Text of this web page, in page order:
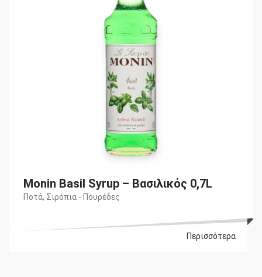
Monin Basil Syrup – Βασιλικός 0,7L
Ποτά, Σιρόπια - Πουρέδες
Περισσότερα